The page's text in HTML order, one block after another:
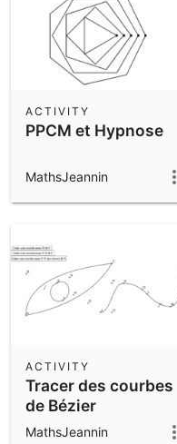
PPCM et Hypnose
ACTIVITY
MathsJeannin
Tracer des courbes
de Bézier
ACTIVITY
MathsJeannin